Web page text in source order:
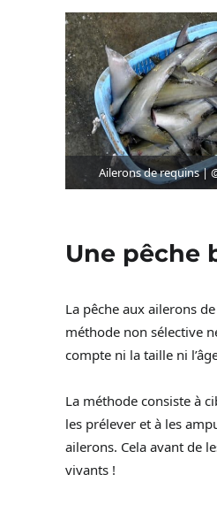
Ailerons de requins |
Une pêche
La pêche aux ailerons
méthode non sélective
compte ni la taille ni
La méthode consiste à
les prélever et à les
ailerons. Cela avant de
vivants !